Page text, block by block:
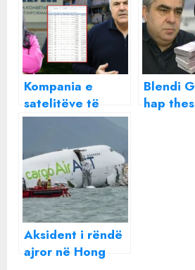
Kompania e
satelitëve të
Dulakut merr 15
sekretë nga
Linda e AKSHI-t
Blendi
hap
Aksident i rëndë
ajror në Hong